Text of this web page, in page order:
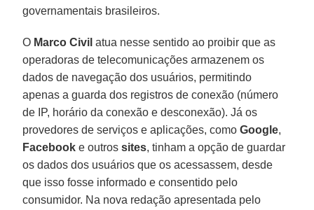
governamentais brasileiros.
O Marco Civil atua nesse sentido ao proibir que as
operadoras de telecomunicações armazenem os
dados de navegação dos usuários, permitindo
apenas a guarda dos registros de conexão (número
de IP, horário da conexão e desconexão). Já os
provedores de serviços e aplicações, comoGoogle,
Facebook e outrossites, tinham a opção de guardar
os dados dos usuários que os acessassem, desde
que isso fosse informado e consentido pelo
consumidor. Na nova redação apresentada pelo